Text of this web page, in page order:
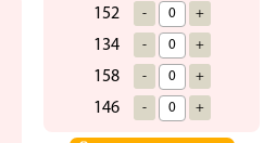
152 - +
134 - +
158 - +
146 - +